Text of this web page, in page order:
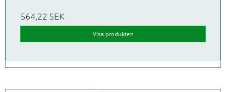
564,22 SEK
Visa produkten